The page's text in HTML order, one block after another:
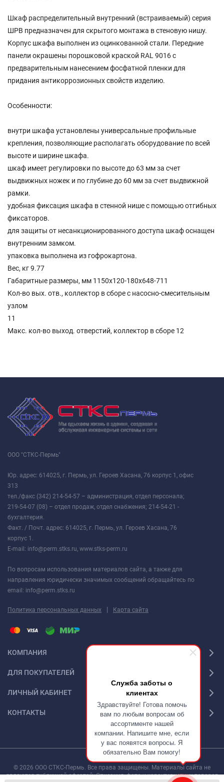
Служба заботы о
клиентах
Здравствуйте! Готова помочь
вам по любым вопросам об
ассортименте нашей
компании. Напишите мне, если
у вас появятся вопросы. Я
обязательно Вам помогу!
Шкаф распределительный внутренний (встраиваемый) серия
ШРВ предназначен для скрытого монтажа в стеновую нишу.
Корпус шкафа выполнен из оцинкованной стали. Передние
панели окрашены порошковой краской RAL 9016 с
предварительным нанесением фосфатной пленки для
придания антикоррозионных свойств изделию.
Особенности:
внутри шкафа установлены универсальные профильные
крепления, позволяющие располагать оборудование по всей
высоте и ширине шкафа.
шкаф имеет регулировки по высоте до 63 мм за счет
выдвижных ножек и по глубине до 60 мм за счет выдвижной
рамки.
удобная фиксация шкафа в стенной нише с помощью отгибных
фиксаторов.
для защиты от несанкционированного доступа шкаф оснащен
внутренним замком.
упаковка выполнена из гофрокартона.
Вес, кг 9.77
Габаритные размеры, мм 1150х120-180х648-711
Кол-во вых. отв., коллектор в сборе c насосно-смесительным
узлом
11
Макс. кол-во выход. отверстий, коллектор в сборе 12
ООО "СТКС-Пермь"
Юр. адрес: 614025, г. Пермь, ул. Героев Хасана, 76 корпус 1, офис
313
тел./факс (342) 214-54-57 – администрация, отдел персонала;
219-54-07 (08) – отдел продаж, отдел снабжения; 214-54-21 -
бухгалтерия.
Факт. / Почт. адрес: 614025, г. Пермь, ул. Героев Хасана, 76
корпус 1.
E-mail: info@perm.stks.ru, www.stks-perm.ru
По вопросам использования материалов сайта, а также для
направления юридически значимых сообщений обращайтесь по
email: info@perm.stks.ru
Политика персональных данных | Карта сайта
КОМПАНИЯ
ДЛЯ ПОКУПАТЕЛЕЙ
ЛИЧНЫЙ КАБИНЕТ
КОНТАКТЫ
© 2026 ООО СТКС-Пермь. Все права защищены. Материалы сайта не
являются публичной офертой. Описания, фото и характеристики товаров